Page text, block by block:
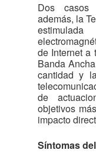
Dos casos
además, la
de Internet a
Banda
cantidad y
de
objetivos
impacto
Síntomas